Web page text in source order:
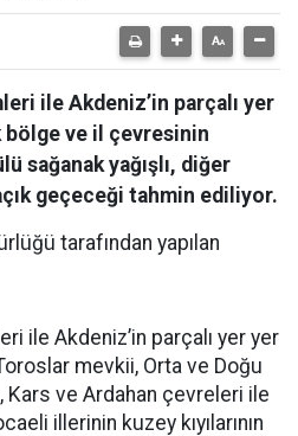
ile Akdeniz’in parçalı yer
ve il çevresinin
sağanak yağışlı, diğer
geçeceği tahmin ediliyor.
tarafından yapılan
ile Akdeniz’in parçalı yer yer
mevkii, Orta ve Doğu
Kars ve Ardahan çevreleri ile
illerinin kuzey kıyılarının